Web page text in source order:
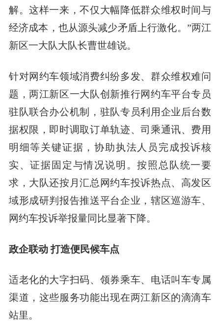
解。这样一来，不仅大幅降低群众维权时间与
经济成本，也从源头减少矛盾上行激化。”两江
新区一大队大队长曹世雄说。
针对网约车领域消费纠纷多发、群众维权难问
题，两江新区一大队创新推行网约车平台专员
驻队联合办公机制，驻队专员利用企业后台数
据权限，即时调取订单轨迹、司乘通讯、费用
明细等关键证据，协助执法人员完成投诉核
实、证据固定与情况说明。按照总队统一要
求，大队还按月汇总网约车投诉热点、高发区
域形成研判报告推送平台企业，辖区巡游车、
网约车投诉举报量同比显著下降。
政企联动 打造便民候车点
适老化的大字扫码、领券乘车、电话叫车专属
渠道，这些服务功能出现在两江新区的滴滴车
站里。